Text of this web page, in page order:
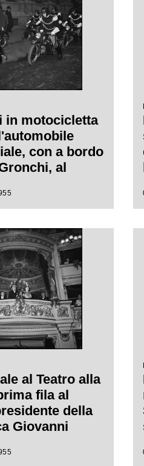
in motocicletta
con a bordo
al
serata
1956 con
di
diretta
Votto, con la
al Teatro alla
fila al
della
Giovanni
occasione